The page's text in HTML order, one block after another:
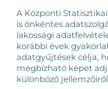
A Központi
is önkéntes
lakossági
korábbi évek
adatgyűjtések célja,
megbízható képet
különböző